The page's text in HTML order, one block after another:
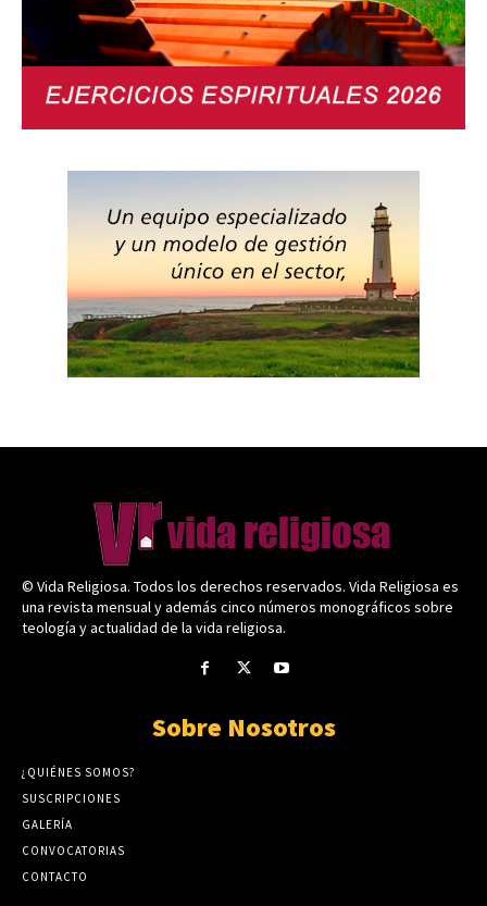
© Vida Religiosa. Todos los derechos reservados. Vida Religiosa es
una revista mensual y además cinco números monográficos sobre
teología y actualidad de la vida religiosa.
Sobre Nosotros
¿QUIÉNES SOMOS?
SUSCRIPCIONES
GALERÍA
CONVOCATORIAS
CONTACTO